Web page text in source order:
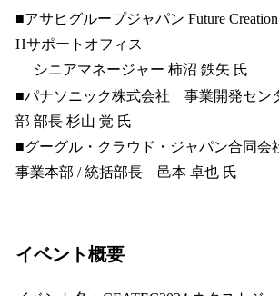
■アサヒグループジャパン Future
Hサポートオフィス
シニアマネージャー 柿沼 鉄矢 氏
■パナソニック株式会社 事業開発セン
部 部長 杉山 覚 氏
■グーグル・クラウド・ジャパン合同会
事業本部 / 統括部長 邑本 卓也 氏
イベント概要